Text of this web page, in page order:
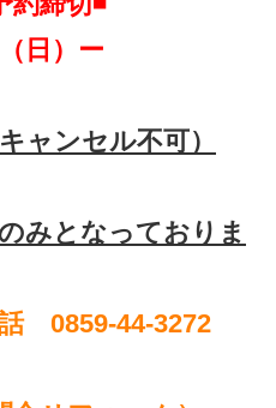
日）ー
ャンセル不可）
のみとなっておりま
話 0859-44-3272